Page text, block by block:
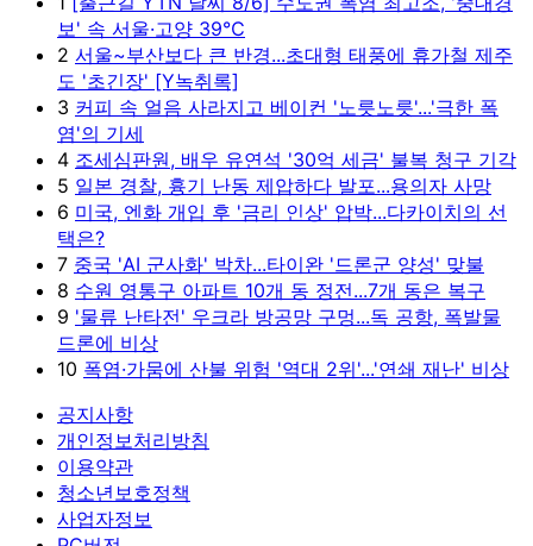
보' 속 서울·고양 39℃
2 서울~부산보다 큰 반경...초대형 태풍에 휴가철 제주
도 '초긴장' [Y녹취록]
3 커피 속 얼음 사라지고 베이컨 '노릇노릇'...'극한 폭
염'의 기세
4 조세심판원, 배우 유연석 '30억 세금' 불복 청구 기각
5 일본 경찰, 흉기 난동 제압하다 발포...용의자 사망
6 미국, 엔화 개입 후 '금리 인상' 압박...다카이치의 선
택은?
7 중국 'AI 군사화' 박차...타이완 '드론군 양성' 맞불
8 수원 영통구 아파트 10개 동 정전...7개 동은 복구
9 '물류 난타전' 우크라 방공망 구멍...독 공항, 폭발물
드론에 비상
10 폭염·가뭄에 산불 위험 '역대 2위'...'연쇄 재난' 비상
공지사항
개인정보처리방침
이용약관
청소년보호정책
사업자정보